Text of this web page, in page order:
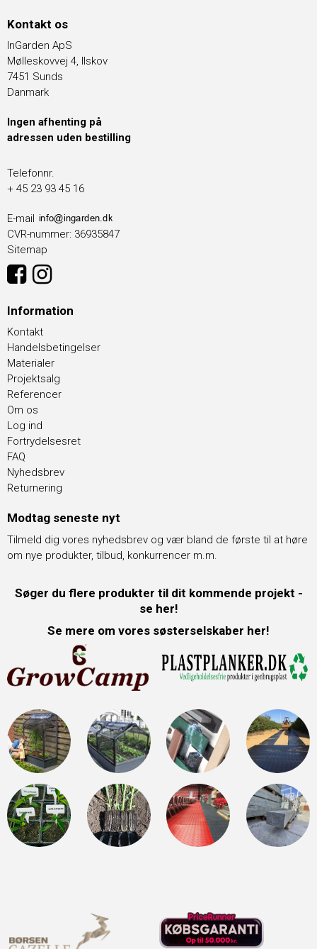
Kontakt os
InGarden ApS
Mølleskovvej 4, Ilskov
7451 Sunds
Danmark
Ingen afhenting på
adressen uden bestilling
Telefonnr.
+ 45 23 93 45 16
E-mail
CVR-nummer: 36935847
Sitemap
Information
Kontakt
Handelsbetingelser
Materialer
Projektsalg
Referencer
Om os
Log ind
Fortrydelsesret
FAQ
Nyhedsbrev
Returnering
Modtag seneste nyt
Tilmeld dig vores nyhedsbrev og vær bland de første til at høre
om nye produkter, tilbud, konkurrencer m.m.
Søger du flere produkter til dit kommende projekt -
se her!
Se mere om vores søsterselskaber her!